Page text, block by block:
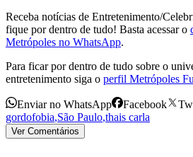
Receba notícias de Entretenimento/
fique por dentro de tudo! Basta acessar o
Metrópoles no WhatsApp.
Para ficar por dentro de tudo sobre o
entretenimento siga o perfil Metrópoles
Enviar no WhatsApp Facebook
gordofobia,São Paulo,thais carla
Ver Comentários